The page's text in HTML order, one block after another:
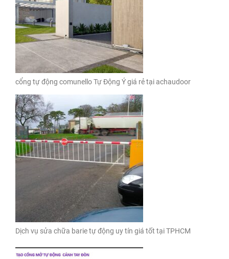
cổng tự động comunello Tự Động Ý giá rẻ tại achaudoor
Dịch vụ sửa chữa barie tự động uy tín giá tốt tại TPHCM